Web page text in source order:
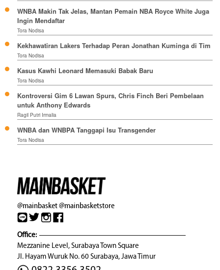
WNBA Makin Tak Jelas, Mantan Pemain NBA Royce White Juga
Ingin Mendaftar
Tora Nodisa
Kekhawatiran Lakers Terhadap Peran Jonathan Kuminga di Tim
Tora Nodisa
Kasus Kawhi Leonard Memasuki Babak Baru
Tora Nodisa
Kontroversi Gim 6 Lawan Spurs, Chris Finch Beri Pembelaan
untuk Anthony Edwards
Ragil Putri Irmalia
WNBA dan WNBPA Tanggapi Isu Transgender
Tora Nodisa
@mainbasket@mainbasketstore
Office:
Mezzanine Level, Surabaya Town Square
Jl. Hayam Wuruk No. 60 Surabaya, Jawa Timur